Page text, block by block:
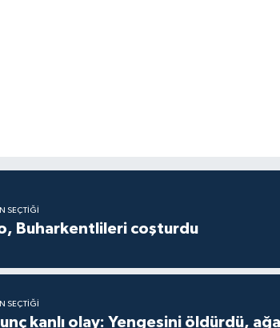
SEÇTIĞI
Buharkentlileri coşturdu
SEÇTIĞI
kanlı olay: Yengesini öldürdü,